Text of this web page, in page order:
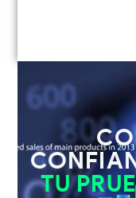
TU